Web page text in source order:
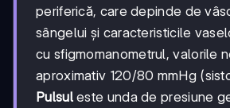
periferică, care depinde de
sângelui și caracteristicile
cu sfigmomanometrul, valorile
aproximativ 120/80 mmHg
Pulsuleste unda de presiune